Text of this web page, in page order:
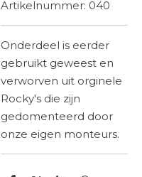
Artikelnummer: 040
Onderdeel is eerder
gebruikt geweest en
verworven uit orginele
Rocky's die zijn
gedomenteerd door
onze eigen monteurs.